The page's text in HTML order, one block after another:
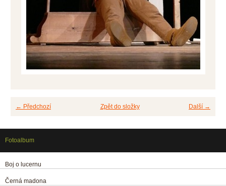
← Předchozí Další →
Zpět do složky
Fotoalbum
Boj o lucernu
Černá madona